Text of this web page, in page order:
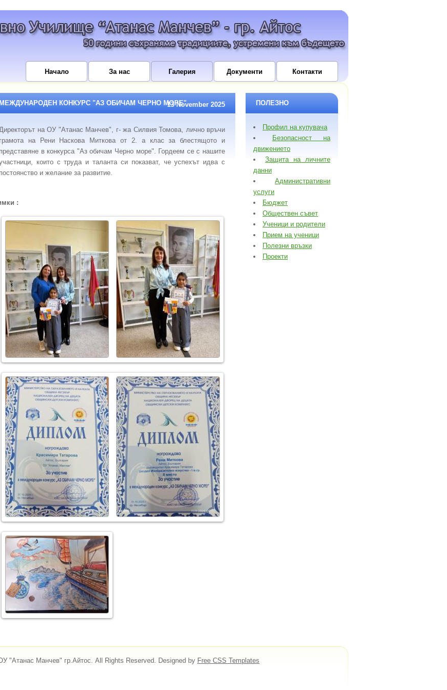
Начало За нас Галерия Документи Контакти
МЕЖДУНАРОДЕН КОНКУРС "АЗ ОБИЧАМ ЧЕРНО МОРЕ"13 November 2025
на ОУ "Атанас Манчев", г- жа Силвия Томова, лично връчи
грамота на Рени Наскова Миткова от 2. а клас за блестящото и
представяне в конкурса "Аз обичам Черно море". Гордеем се с нашите
които с труда и таланта си показват, че успехът идва с
постоянство и желание за развитие.
:
ПОЛЕЗНО
Профил на купувача
Безопасност на
движението
Защита на личните
данни
Административни
услуги
Бюджет
Обществен съвет
Ученици и родители
Прием на ученици
Полезни връзки
Проекти
"Атанас Манчев" гр.Айтос. All Rights Reserved. Designed by Free CSS Templates